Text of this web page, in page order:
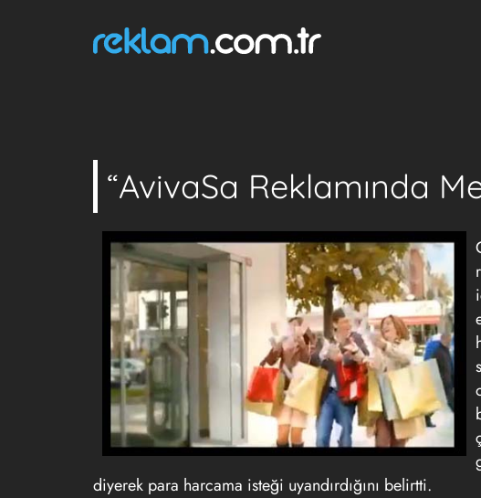
“AvivaSa Reklamında
diyerek para harcama isteği uyandırdığını belirtti.